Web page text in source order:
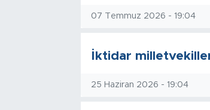
07 Temmuz 2026 - 19:04
İktidar
25 Haziran 2026 - 19:04